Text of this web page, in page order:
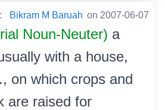
Bikram M Baruah on 2007-06-07
Noun-Neuter) a
with a house,
on which crops and
are raised for